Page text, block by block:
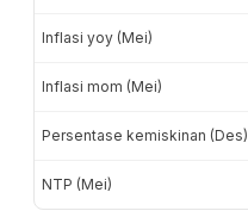
Inflasi yoy (Mei)
Inflasi mom (Mei)
Persentase kemiskinan (Des)
NTP (Mei)